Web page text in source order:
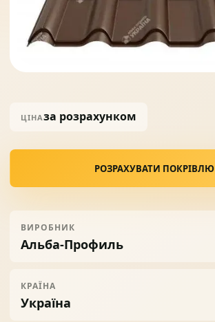
07 Солнце защита
ЦІНАза розрахунком
РОЗРАХУВАТИ ПОКРІВЛЮ
ВИРОБНИК
Альба-Профиль
КРАЇНА
Україна